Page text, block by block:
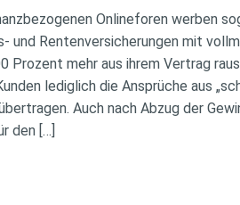
Onlineforen werben
und Rentenversicherungen mit
Prozent mehr aus ihrem Vertrag
lediglich die Ansprüche aus
Auch nach Abzug der
den […]